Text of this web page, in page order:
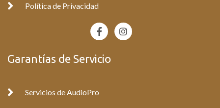
Política de Privacidad
F
a
c
e
b
-
I
n
s
Garantías de Servicio
Servicios de AudioPro